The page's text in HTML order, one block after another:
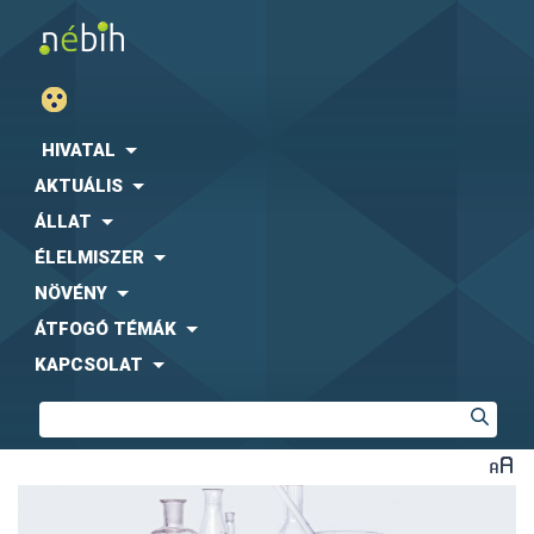
HIVATAL
AKTUÁLIS
ÁLLAT
ÉLELMISZER
NÖVÉNY
ÁTFOGÓ TÉMÁK
KAPCSOLAT